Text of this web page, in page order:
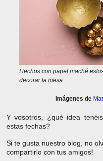
Hechos con papel maché
decorar la mesa
Imágenes de
Y vosotros, ¿qué idea
estas fechas?
Si te gusta nuestro blog, no
compartirlo con tus amigos!